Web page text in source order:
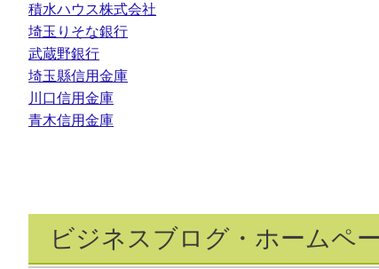
積水ハウス株式会社
埼玉りそな銀行
武蔵野銀行
埼玉縣信用金庫
川口信用金庫
青木信用金庫
ビジネスブログ・ホームペ